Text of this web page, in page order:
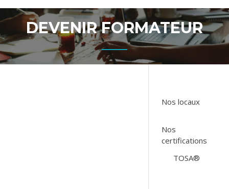
DEVENIR FORMATEUR
Nos locaux
Nos
certifications
TOSA®